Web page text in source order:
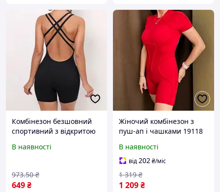
Комбінезон безшовний
спортивний з відкритою
висока якість
В наявності
649₴
973.50 ₴
Жіночий комбінезон з
пуш-ап і чашками 19118
В наявності
від202₴/міс
1 209₴
1 319 ₴